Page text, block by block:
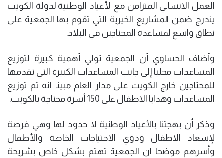
العمل الانساني المتزامن مع الأعياد الوطنية لدولة الكويت
يندرج ضمن المشاريع الخيرية التي تقوم بها الجمعية على
نطاق واسع لمساعدة المحتاجين في البلاد.
وأضاف الحساوي أن الجمعية تولي أهمية كبيرة لتوزيع
المساعدات محليا إلى جانب المساعدات الكبيرة التي تقدمها
للمحتاجين خارج الكويت على مدار العام مبينا انه تم توزيع
المساعدات وهدايا الاطفال على 150 أسرة محتاجة بالكويت.
وذكر أن بهجتنا بالأعياد الوطنية لا حدود لها وهي فرصة
لإسعاد الاطفال وذوي الاحتياجات الخاصة والأطفال
وأسرهم موضحا ان الجمعية تهتم بشكل خاص بشريحة